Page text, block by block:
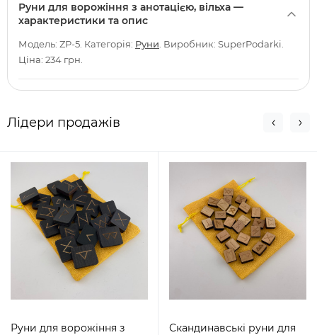
Руни для ворожіння з анотацією, вільха —
характеристики та опис
Модель: ZP-5. Категорія: Руни . Виробник: SuperPodarki.
Ціна: 234 грн.
Лідери продажів
Руни для ворожіння з
Скандинавські руни для